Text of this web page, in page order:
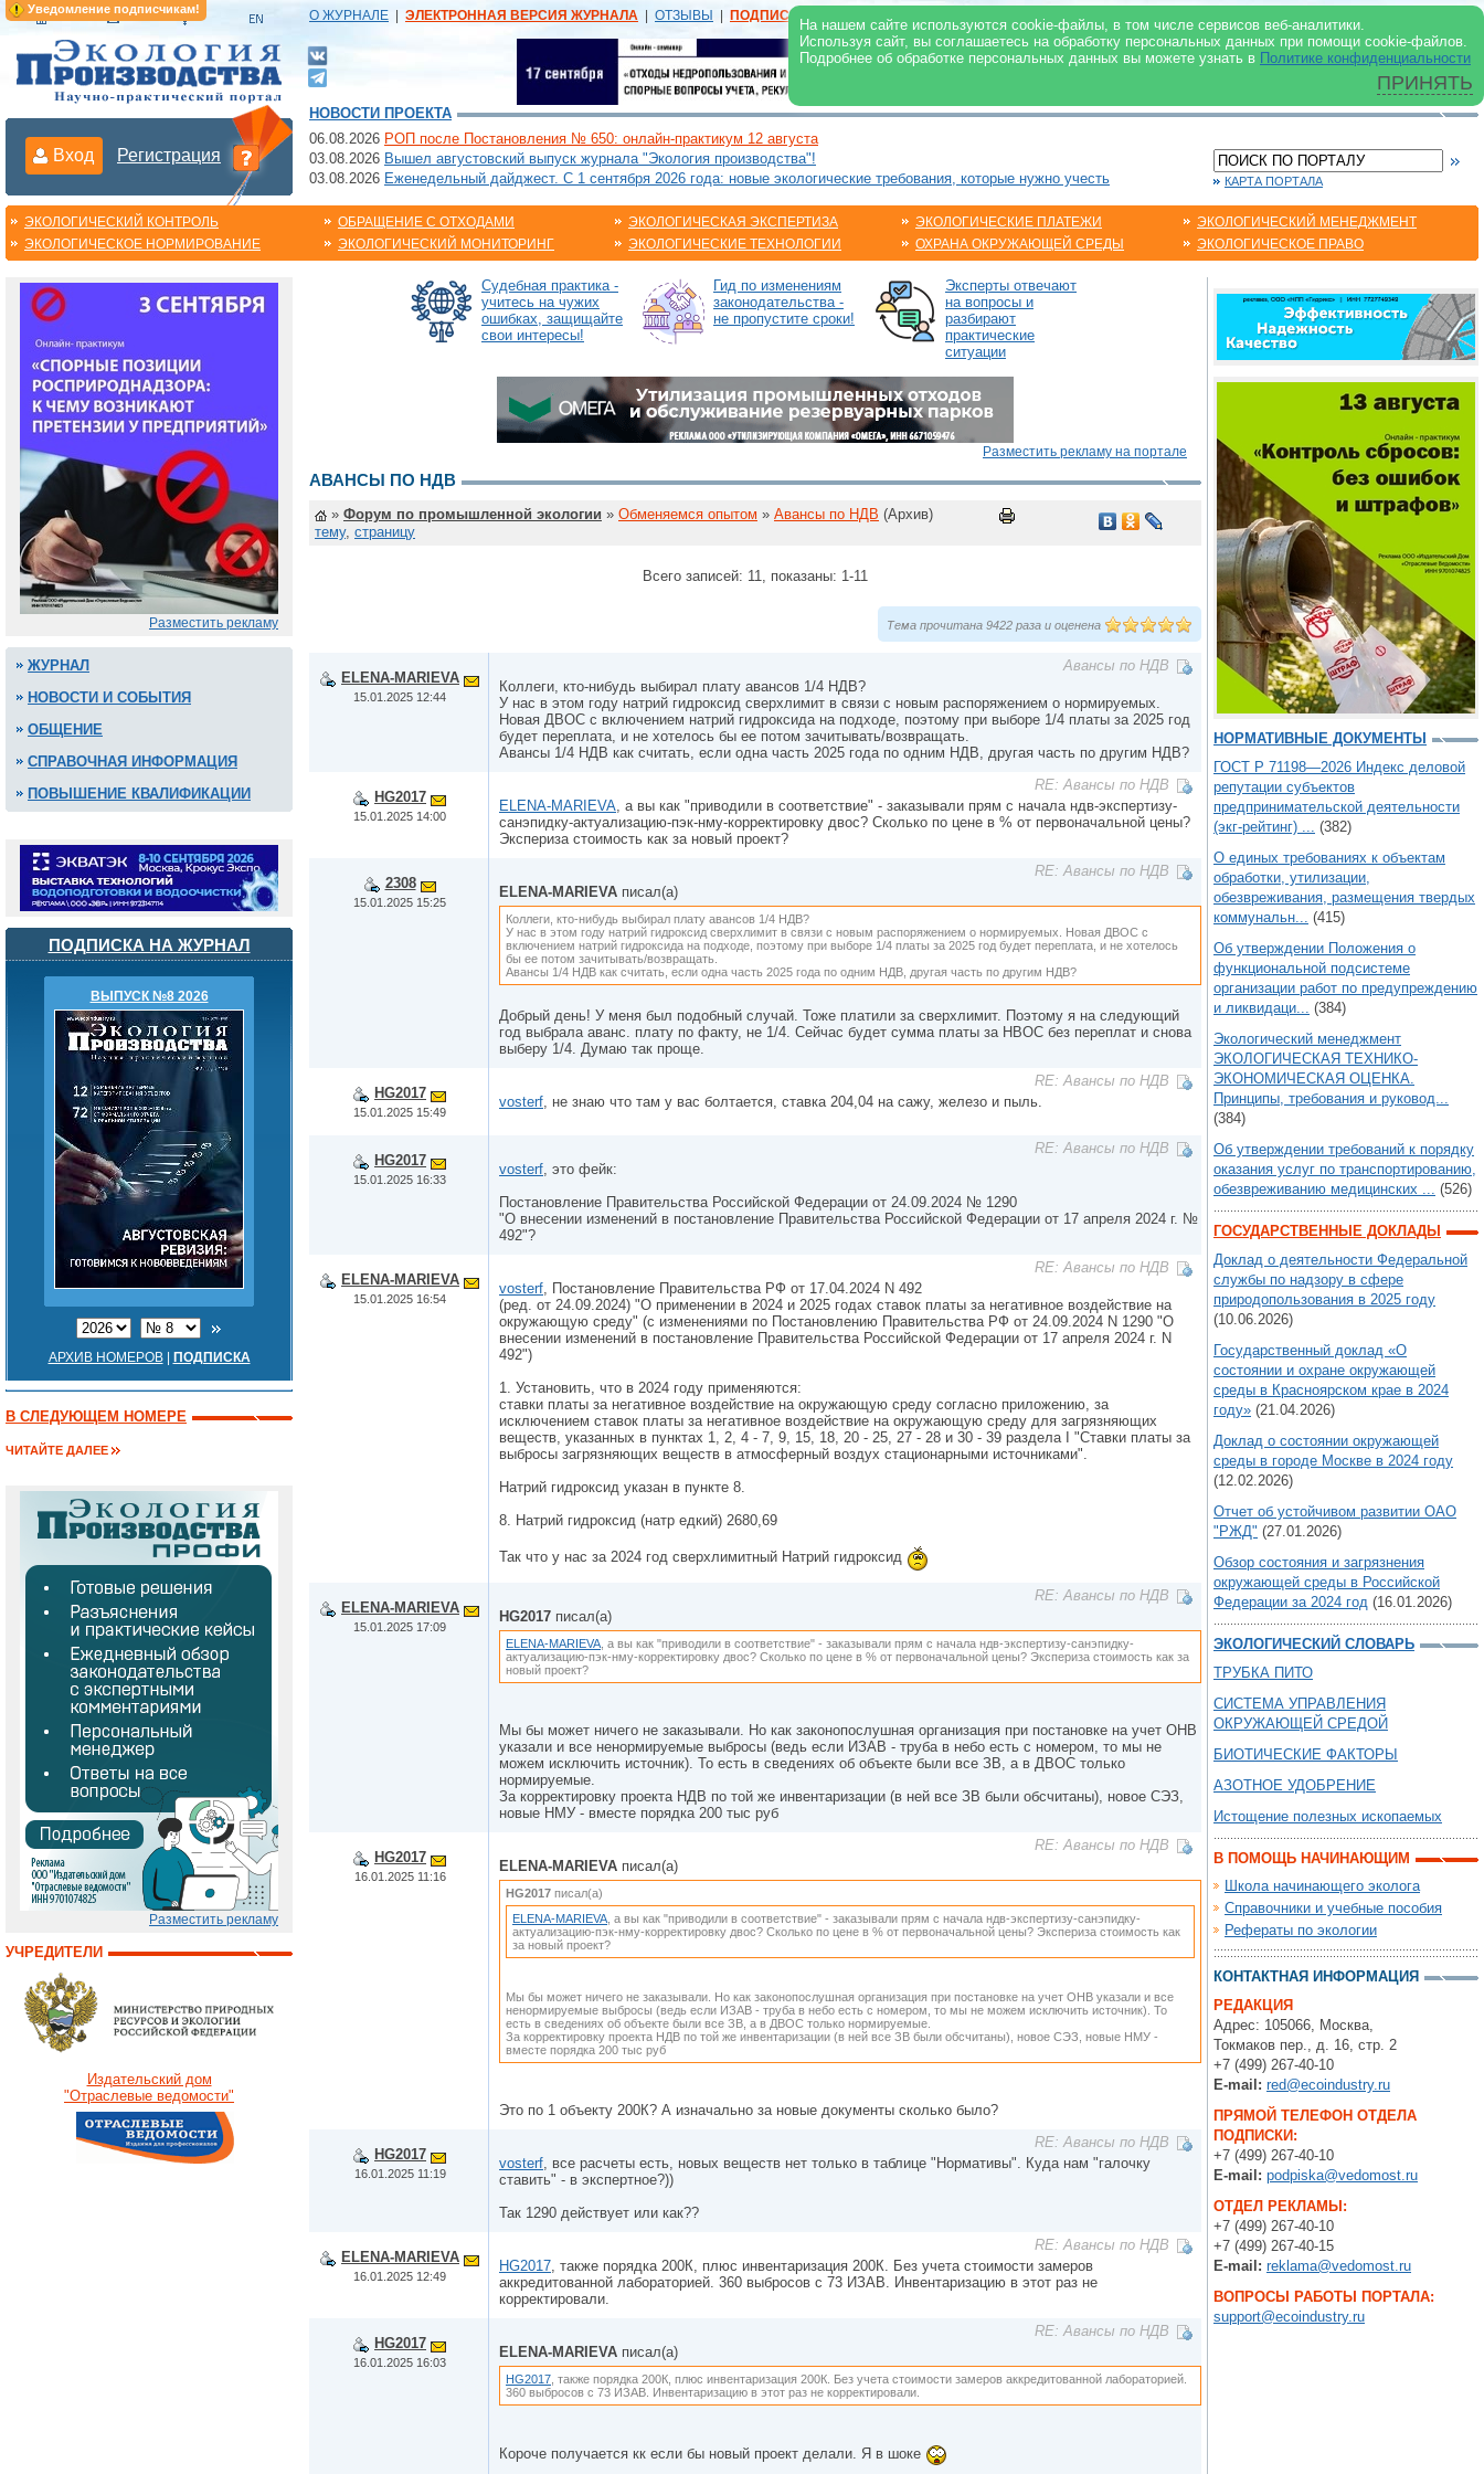
Уведомление подписчикам!
На нашем сайте используются cookie-файлы, в том числе сервисов веб-аналитики.
Используя сайт, вы соглашаетесь на обработку персональных данных при помощи cookie-файлов.
Подробнее об обработке персональных данных вы можете узнать в Политике конфиденциальности
ПРИНЯТЬ
О ЖУРНАЛЕ ЭЛЕКТРОННАЯ ВЕРСИЯ ЖУРНАЛА ОТЗЫВЫ ПОДПИСКА | В ЖУРНАЛЕ В ИНТЕРНЕТ
Вход Регистрация
НОВОСТИ ПРОЕКТА
06.08.2026 РОП после Постановления № 650: онлайн-практикум 12 августа
03.08.2026 Вышел августовский выпуск журнала "Экология производства"!
03.08.2026 Еженедельный дайджест. С 1 сентября 2026 года: новые экологические требования, которые нужно учесть КАРТА ПОРТАЛА
ЭКОЛОГИЧЕСКИЙ КОНТРОЛЬ
ЭКОЛОГИЧЕСКОЕ НОРМИРОВАНИЕ
ОБРАЩЕНИЕ С ОТХОДАМИ
ЭКОЛОГИЧЕСКИЙ МОНИТОРИНГ
ЭКОЛОГИЧЕСКАЯ ЭКСПЕРТИЗА
ЭКОЛОГИЧЕСКИЕ ТЕХНОЛОГИИ
ЭКОЛОГИЧЕСКИЕ ПЛАТЕЖИ
ОХРАНА ОКРУЖАЮЩЕЙ СРЕДЫ
ЭКОЛОГИЧЕСКИЙ МЕНЕДЖМЕНТ
ЭКОЛОГИЧЕСКОЕ ПРАВО
Разместить рекламу
ЖУРНАЛ
НОВОСТИ И СОБЫТИЯ
ОБЩЕНИЕ
СПРАВОЧНАЯ ИНФОРМАЦИЯ
ПОВЫШЕНИЕ КВАЛИФИКАЦИИ
ПОДПИСКА НА ЖУРНАЛ
ВЫПУСК №8 2026
АРХИВ НОМЕРОВ| ПОДПИСКА
В СЛЕДУЮЩЕМ НОМЕРЕ
ЧИТАЙТЕ ДАЛЕЕ
Разместить рекламу
УЧРЕДИТЕЛИ
Издательский дом
"Отраслевые ведомости"
Судебная практика -
учитесь на чужих
ошибках, защищайте
свои интересы!
Гид по изменениям
законодательства -
не пропустите сроки!
Эксперты отвечают
на вопросы и
разбирают
практические
ситуации
Разместить рекламу на портале
АВАНСЫ ПО НДВ
» Форум по промышленной экологии » Обменяемся опытом » Авансы по НДВ (Архив)
тему, страницу
Всего записей: 11, показаны: 1-11
Тема прочитана 9422 раза и оценена
ELENA-MARIEVA
15.01.2025 12:44
Авансы по НДВ
Коллеги, кто-нибудь выбирал плату авансов 1/4 НДВ?
У нас в этом году натрий гидроксид сверхлимит в связи с новым распоряжением о нормируемых.
Новая ДВОС с включением натрий гидроксида на подходе, поэтому при выборе 1/4 платы за 2025 год
будет переплата, и не хотелось бы ее потом зачитывать/возвращать.
Авансы 1/4 НДВ как считать, если одна часть 2025 года по одним НДВ, другая часть по другим НДВ?
HG2017
15.01.2025 14:00
RE: Авансы по НДВ
ELENA-MARIEVA, а вы как "приводили в соответствие" - заказывали прям с начала ндв-экспертизу-
санэпидку-актуализацию-пэк-нму-корректировку двос? Сколько по цене в % от первоначальной цены?
Экспериза стоимость как за новый проект?
2308
15.01.2025 15:25
RE: Авансы по НДВ
ELENA-MARIEVA писал(а)
Коллеги, кто-нибудь выбирал плату авансов 1/4 НДВ?
У нас в этом году натрий гидроксид сверхлимит в связи с новым распоряжением о нормируемых. Новая ДВОС с
включением натрий гидроксида на подходе, поэтому при выборе 1/4 платы за 2025 год будет переплата, и не хотелось
бы ее потом зачитывать/возвращать.
Авансы 1/4 НДВ как считать, если одна часть 2025 года по одним НДВ, другая часть по другим НДВ?
Добрый день! У меня был подобный случай. Тоже платили за сверхлимит. Поэтому я на следующий
год выбрала аванс. плату по факту, не 1/4. Сейчас будет сумма платы за НВОС без переплат и снова
выберу 1/4. Думаю так проще.
HG2017
15.01.2025 15:49
RE: Авансы по НДВ
vosterf, не знаю что там у вас болтается, ставка 204,04 на сажу, железо и пыль.
HG2017
15.01.2025 16:33
RE: Авансы по НДВ
vosterf, это фейк:
Постановление Правительства Российской Федерации от 24.09.2024 № 1290
"О внесении изменений в постановление Правительства Российской Федерации от 17 апреля 2024 г. №
492"?
ELENA-MARIEVA
15.01.2025 16:54
RE: Авансы по НДВ
vosterf, Постановление Правительства РФ от 17.04.2024 N 492
(ред. от 24.09.2024) "О применении в 2024 и 2025 годах ставок платы за негативное воздействие на
окружающую среду" (с изменениями по Постановлению Правительства РФ от 24.09.2024 N 1290 "О
внесении изменений в постановление Правительства Российской Федерации от 17 апреля 2024 г. N
492")
1. Установить, что в 2024 году применяются:
ставки платы за негативное воздействие на окружающую среду согласно приложению, за
исключением ставок платы за негативное воздействие на окружающую среду для загрязняющих
веществ, указанных в пунктах 1, 2, 4 - 7, 9, 15, 18, 20 - 25, 27 - 28 и 30 - 39 раздела I "Ставки платы за
выбросы загрязняющих веществ в атмосферный воздух стационарными источниками".
Натрий гидроксид указан в пункте 8.
8. Натрий гидроксид (натр едкий) 2680,69
Так что у нас за 2024 год сверхлимитный Натрий гидроксид
ELENA-MARIEVA
15.01.2025 17:09
RE: Авансы по НДВ
HG2017 писал(а)
ELENA-MARIEVA , а вы как "приводили в соответствие" - заказывали прям с начала ндв-экспертизу-санэпидку-
актуализацию-пэк-нму-корректировку двос? Сколько по цене в % от первоначальной цены? Экспериза стоимость как за
новый проект?
Мы бы может ничего не заказывали. Но как законопослушная организация при постановке на учет ОНВ
указали и все ненормируемые выбросы (ведь если ИЗАВ - труба в небо есть с номером, то мы не
можем исключить источник). То есть в сведениях об объекте были все ЗВ, а в ДВОС только
нормируемые.
За корректировку проекта НДВ по той же инвентаризации (в ней все ЗВ были обсчитаны), новое СЭЗ,
новые НМУ - вместе порядка 200 тыс руб
HG2017
16.01.2025 11:16
RE: Авансы по НДВ
ELENA-MARIEVA писал(а)
HG2017 писал(а)
ELENA-MARIEVA , а вы как "приводили в соответствие" - заказывали прям с начала ндв-экспертизу-санэпидку-
актуализацию-пэк-нму-корректировку двос? Сколько по цене в % от первоначальной цены? Экспериза стоимость как
за новый проект?
Мы бы может ничего не заказывали. Но как законопослушная организация при постановке на учет ОНВ указали и все
ненормируемые выбросы (ведь если ИЗАВ - труба в небо есть с номером, то мы не можем исключить источник). То
есть в сведениях об объекте были все ЗВ, а в ДВОС только нормируемые.
За корректировку проекта НДВ по той же инвентаризации (в ней все ЗВ были обсчитаны), новое СЭЗ, новые НМУ -
вместе порядка 200 тыс руб
Это по 1 объекту 200К? А изначально за новые документы сколько было?
HG2017
16.01.2025 11:19
RE: Авансы по НДВ
vosterf, все расчеты есть, новых веществ нет только в таблице "Нормативы". Куда нам "галочку
ставить" - в экспертное?))
Так 1290 действует или как??
ELENA-MARIEVA
16.01.2025 12:49
RE: Авансы по НДВ
HG2017, также порядка 200К, плюс инвентаризация 200К. Без учета стоимости замеров
аккредитованной лабораторией. 360 выбросов с 73 ИЗАВ. Инвентаризацию в этот раз не
корректировали.
HG2017
16.01.2025 16:03
RE: Авансы по НДВ
ELENA-MARIEVA писал(а)
HG2017 , также порядка 200К, плюс инвентаризация 200К. Без учета стоимости замеров аккредитованной лабораторией.
360 выбросов с 73 ИЗАВ. Инвентаризацию в этот раз не корректировали.
Короче получается кк если бы новый проект делали. Я в шоке
НОРМАТИВНЫЕ ДОКУМЕНТЫ
ГОСТ Р 71198—2026 Индекс деловой
репутации субъектов
предпринимательской деятельности
(экг-рейтинг) ... (382)
О единых требованиях к объектам
обработки, утилизации,
обезвреживания, размещения твердых
коммунальн... (415)
Об утверждении Положения о
функциональной подсистеме
организации работ по предупреждению
и ликвидаци... (384)
Экологический менеджмент
ЭКОЛОГИЧЕСКАЯ ТЕХНИКО-
ЭКОНОМИЧЕСКАЯ ОЦЕНКА.
Принципы, требования и руковод...
(384)
Об утверждении требований к порядку
оказания услуг по транспортированию,
обезвреживанию медицинских ... (526)
ГОСУДАРСТВЕННЫЕ ДОКЛАДЫ
Доклад о деятельности Федеральной
службы по надзору в сфере
природопользования в 2025 году
(10.06.2026)
Государственный доклад «О
состоянии и охране окружающей
среды в Красноярском крае в 2024
году» (21.04.2026)
Доклад о состоянии окружающей
среды в городе Москве в 2024 году
(12.02.2026)
Отчет об устойчивом развитии ОАО
"РЖД" (27.01.2026)
Обзор состояния и загрязнения
окружающей среды в Российской
Федерации за 2024 год (16.01.2026)
ЭКОЛОГИЧЕСКИЙ СЛОВАРЬ
ТРУБКА ПИТО
СИСТЕМА УПРАВЛЕНИЯ
ОКРУЖАЮЩЕЙ СРЕДОЙ
БИОТИЧЕСКИЕ ФАКТОРЫ
АЗОТНОЕ УДОБРЕНИЕ
Истощение полезных ископаемых
В ПОМОЩЬ НАЧИНАЮЩИМ
Школа начинающего эколога
Справочники и учебные пособия
Рефераты по экологии
КОНТАКТНАЯ ИНФОРМАЦИЯ
РЕДАКЦИЯ
Адрес: 105066, Москва,
Токмаков пер., д. 16, стр. 2
+7 (499) 267-40-10
E-mail: red@ecoindustry.ru
ПРЯМОЙ ТЕЛЕФОН ОТДЕЛА
ПОДПИСКИ:
+7 (499) 267-40-10
E-mail: podpiska@vedomost.ru
ОТДЕЛ РЕКЛАМЫ:
+7 (499) 267-40-10
+7 (499) 267-40-15
E-mail: reklama@vedomost.ru
ВОПРОСЫ РАБОТЫ ПОРТАЛА:
support@ecoindustry.ru